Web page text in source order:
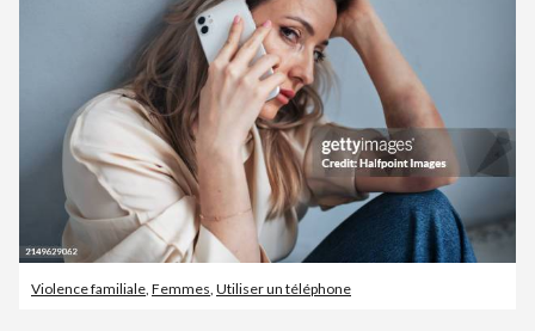
Violence familiale Femmes Utiliser un téléphone